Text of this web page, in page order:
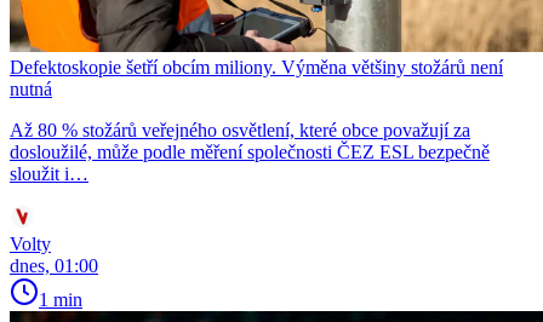
Defektoskopie šetří obcím miliony. Výměna většiny stožárů není
nutná
Až 80 % stožárů veřejného osvětlení, které obce považují za
dosloužilé, může podle měření společnosti ČEZ ESL bezpečně
sloužit i…
Volty
dnes, 01:00
1 min